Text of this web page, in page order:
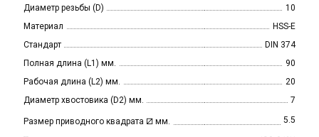
Диаметр резьбы (D)
10
Материал
HSS-E
Стандарт
DIN 374
Полная длина (L1) мм.
90
Рабочая длина (L2) мм.
20
Диаметр хвостовика (D2) мм.
7
Размер приводного квадрата ⧄ мм. 5.5